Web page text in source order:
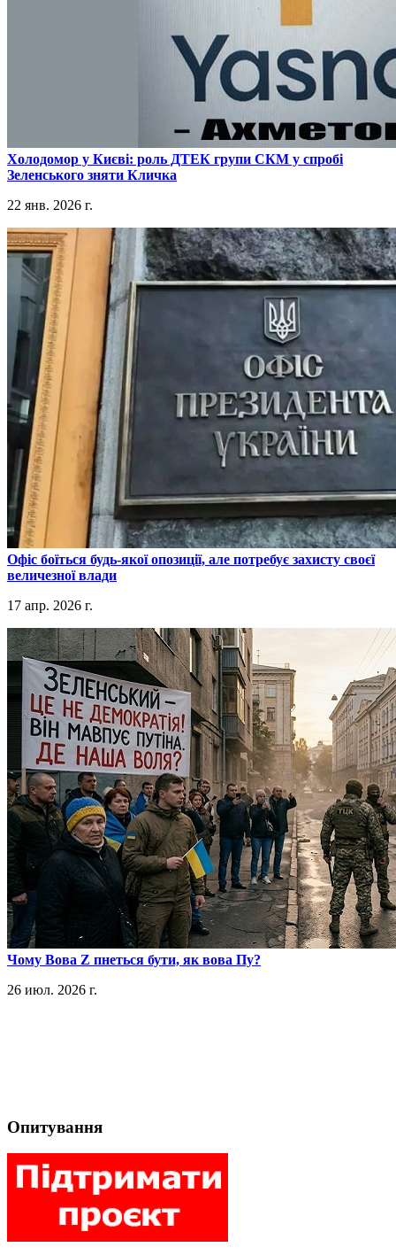
​Холодомор у Києві: роль ДТЕК групи СКМ у спробі
Зеленського зняти Кличка
22 янв. 2026 г.
​Офіс боїться будь-якої опозиції, але потребує захисту своєї
величезної влади
17 апр. 2026 г.
​Чому Вова Z пнеться бути, як вова Пу?
26 июл. 2026 г.
Опитування